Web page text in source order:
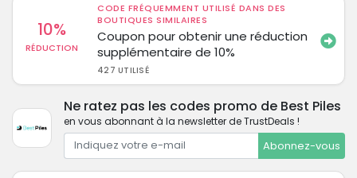
10%
RÉDUCTION
CODE FRÉQUEMMENT UTILISÉ DANS DES
BOUTIQUES SIMILAIRES
Coupon pour obtenir une réduction
supplémentaire de 10%
427 UTILISÉ
Ne ratez pas les codes promo de Best Piles
en vous abonnant à la newsletter de TrustDeals !
Abonnez-vous